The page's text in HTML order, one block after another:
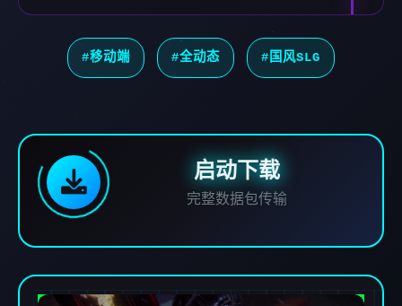
#移动端 #全动态 #国风SLG
启动下载
完整数据包传输